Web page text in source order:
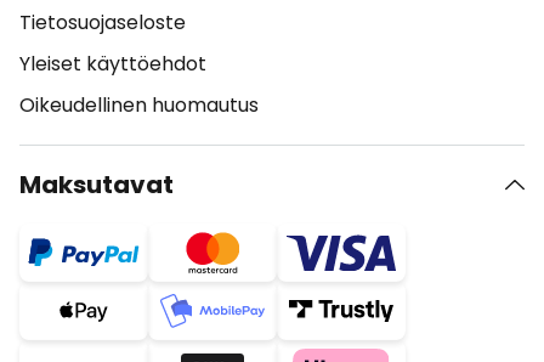
Tietosuojaseloste
Yleiset käyttöehdot
Oikeudellinen huomautus
Maksutavat